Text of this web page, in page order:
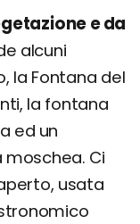
e da
alcuni
la Fontana del
la fontana
ed un
Ci
usata